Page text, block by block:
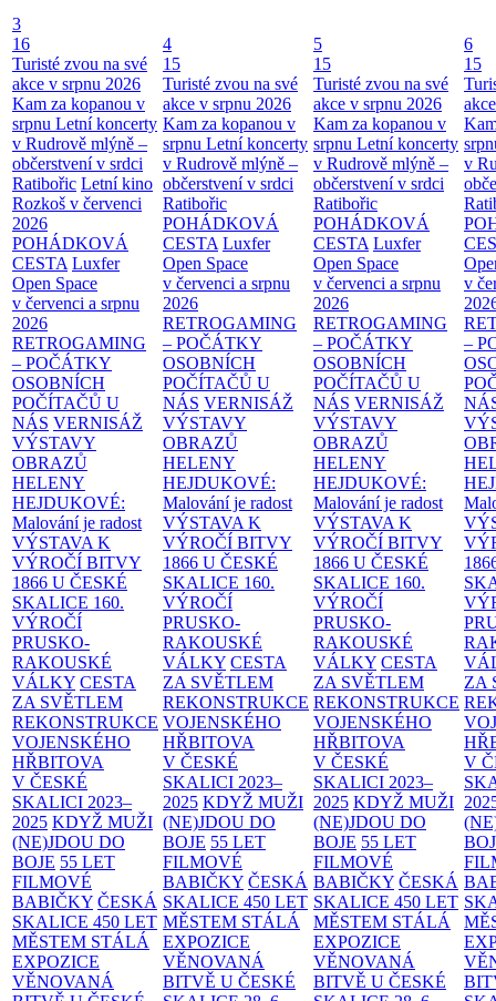
3
16
Turisté zvou na své
akce v srpnu 2026
Kam za kopanou v
srpnu Letní koncerty
v Rudrově mlýně –
občerstvení v srdci
Ratibořic Letní kino
Rozkoš v červenci
2026
POHÁDKOVÁ
CESTA Luxfer
Open Space
v červenci a srpnu
2026
RETROGAMING
– POČÁTKY
OSOBNÍCH
POČÍTAČŮ U
NÁS VERNISÁŽ
VÝSTAVY
OBRAZŮ
HELENY
HEJDUKOVÉ:
Malování je radost
VÝSTAVA K
VÝROČÍ BITVY
1866 U ČESKÉ
SKALICE 160.
VÝROČÍ
PRUSKO-
RAKOUSKÉ
VÁLKY CESTA
ZA SVĚTLEM
REKONSTRUKCE
VOJENSKÉHO
HŘBITOVA
V ČESKÉ
SKALICI 2023–
2025 KDYŽ MUŽI
(NE)JDOU DO
BOJE 55 LET
FILMOVÉ
BABIČKY ČESKÁ
SKALICE 450 LET
MĚSTEM STÁLÁ
EXPOZICE
VĚNOVANÁ
4
15
Turisté zvou na své
akce v srpnu 2026
Kam za kopanou v
srpnu Letní koncerty
v Rudrově mlýně –
občerstvení v srdci
Ratibořic
POHÁDKOVÁ
CESTA Luxfer
Open Space
v červenci a srpnu
2026
RETROGAMING
– POČÁTKY
OSOBNÍCH
POČÍTAČŮ U
NÁS VERNISÁŽ
VÝSTAVY
OBRAZŮ
HELENY
HEJDUKOVÉ:
Malování je radost
VÝSTAVA K
VÝROČÍ BITVY
1866 U ČESKÉ
SKALICE 160.
VÝROČÍ
PRUSKO-
RAKOUSKÉ
VÁLKY CESTA
ZA SVĚTLEM
REKONSTRUKCE
VOJENSKÉHO
HŘBITOVA
V ČESKÉ
SKALICI 2023–
2025 KDYŽ MUŽI
(NE)JDOU DO
BOJE 55 LET
FILMOVÉ
BABIČKY ČESKÁ
SKALICE 450 LET
MĚSTEM STÁLÁ
EXPOZICE
VĚNOVANÁ
BITVĚ U ČESKÉ
5
15
Turisté zvou na své
akce v srpnu 2026
Kam za kopanou v
srpnu Letní koncerty
v Rudrově mlýně –
občerstvení v srdci
Ratibořic
POHÁDKOVÁ
CESTA Luxfer
Open Space
v červenci a srpnu
2026
RETROGAMING
– POČÁTKY
OSOBNÍCH
POČÍTAČŮ U
NÁS VERNISÁŽ
VÝSTAVY
OBRAZŮ
HELENY
HEJDUKOVÉ:
Malování je radost
VÝSTAVA K
VÝROČÍ BITVY
1866 U ČESKÉ
SKALICE 160.
VÝROČÍ
PRUSKO-
RAKOUSKÉ
VÁLKY CESTA
ZA SVĚTLEM
REKONSTRUKCE
VOJENSKÉHO
HŘBITOVA
V ČESKÉ
SKALICI 2023–
2025 KDYŽ MUŽI
(NE)JDOU DO
BOJE 55 LET
FILMOVÉ
BABIČKY ČESKÁ
SKALICE 450 LET
MĚSTEM STÁLÁ
EXPOZICE
VĚNOVANÁ
BITVĚ U ČESKÉ
6
15
v
v
–
ZA
V